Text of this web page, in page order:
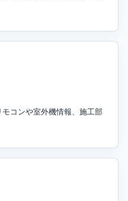
コンや室外機情報、施工部